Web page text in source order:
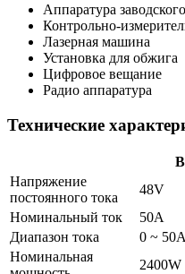
Аппаратура
Контрольно-
Лазерная машина
Установка для обжига
Цифровое вещание
Радио аппаратура
Технические
Напряжение
постоянного тока
48V
Номинальный ток
50A
Диапазон тока
0 ~ 50A
Номинальная
2400W